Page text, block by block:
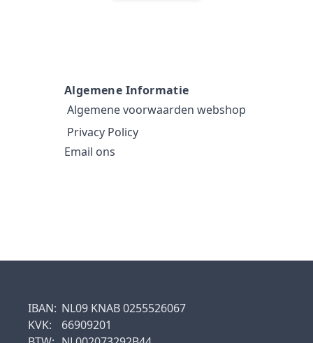
Algemene Informatie
Algemene voorwaarden webshop
Privacy Policy
Email ons
IBAN: NL09 KNAB 0255526067
KVK:
66909201